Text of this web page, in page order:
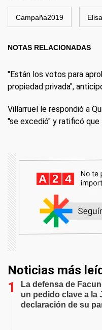
Campaña2019
NOTAS RELACIONADAS
"Están los votos para
propiedad privada",
Villarruel le respondió a
"se excedió" y ratificó que
Noticias más
La defensa de
un pedido clave a la
declaración de su